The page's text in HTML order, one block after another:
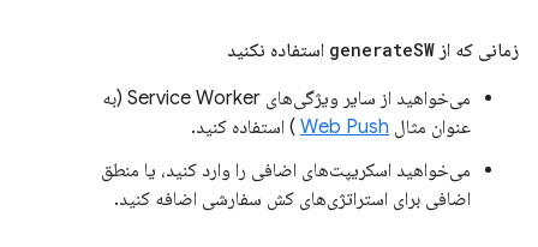
زمانی که از generateSW استفاده نکنید
می‌خواهید از سایر ویژگی‌های Service Worker (به
عنوان مثال Web Push ) استفاده کنید.
می‌خواهید اسکریپت‌های اضافی را وارد کنید، یا منطق
اضافی برای استراتژی‌های کش سفارشی اضافه کنید.